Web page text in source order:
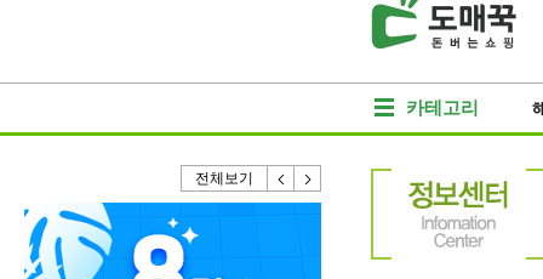
카테고리
전체보기